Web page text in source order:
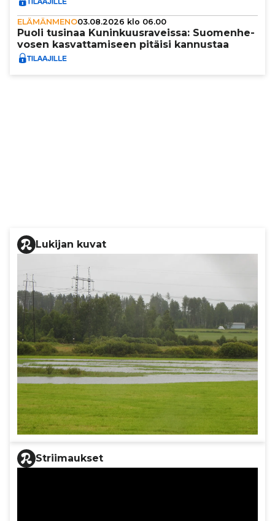
ELÄMÄNMENO03.08.2026 klo 06.00
Puoli tusinaa Kunin­kuus­ra­veissa: Suo­men­he­
vo­sen kas­vat­ta­mi­seen pitäisi kannustaa
Lukijan kuvat
Striimaukset